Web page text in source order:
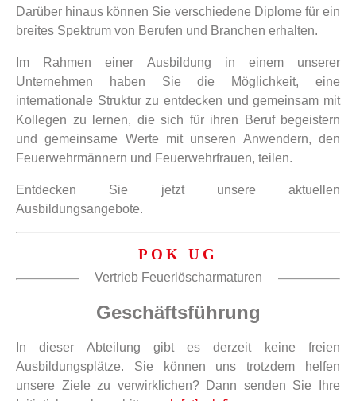
Darüber hinaus können Sie verschiedene Diplome für ein
breites Spektrum von Berufen und Branchen erhalten.
Im Rahmen einer Ausbildung in einem unserer
Unternehmen haben Sie die Möglichkeit, eine
internationale Struktur zu entdecken und gemeinsam mit
Kollegen zu lernen, die sich für ihren Beruf begeistern
und gemeinsame Werte mit unseren Anwendern, den
Feuerwehrmännern und Feuerwehrfrauen, teilen.
Entdecken Sie jetzt unsere aktuellen
Ausbildungsangebote.
POK UG
Vertrieb Feuerlöscharmaturen
Geschäftsführung
In dieser Abteilung gibt es derzeit keine freien
Ausbildungsplätze. Sie können uns trotzdem helfen
unsere Ziele zu verwirklichen? Dann senden Sie Ihre